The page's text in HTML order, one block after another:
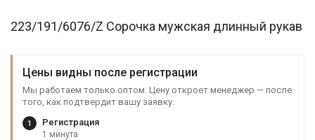
223/191/6076/Z Сорочка мужская длинный рукав
Цены видны после регистрации
Мы работаем только оптом. Цену откроет менеджер — после
того, как подтвердит вашу заявку.
1 Регистрация
1 минута